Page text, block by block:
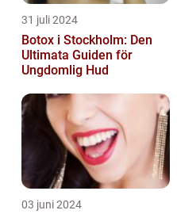
31 juli 2024
Botox i Stockholm: Den
Ultimata Guiden för
Ungdomlig Hud
03 juni 2024